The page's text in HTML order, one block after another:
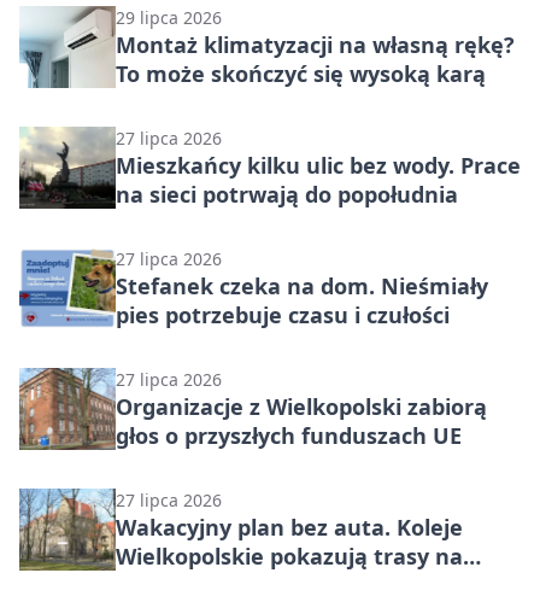
29 lipca 2026
Montaż klimatyzacji na własną rękę?
To może skończyć się wysoką karą
27 lipca 2026
Mieszkańcy kilku ulic bez wody. Prace
na sieci potrwają do popołudnia
27 lipca 2026
Stefanek czeka na dom. Nieśmiały
pies potrzebuje czasu i czułości
27 lipca 2026
Organizacje z Wielkopolski zabiorą
głos o przyszłych funduszach UE
27 lipca 2026
Wakacyjny plan bez auta. Koleje
Wielkopolskie pokazują trasy na